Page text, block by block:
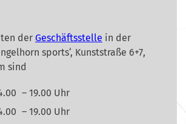
der Geschäftsstelle in der
sports‘, Kunststraße 6+7,
sind
– 19.00 Uhr
– 19.00 Uhr